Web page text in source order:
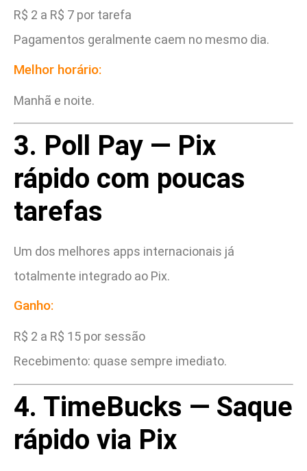
R$ 2 a R$ 7 por tarefa
Pagamentos geralmente caem no mesmo dia.
Melhor horário:
Manhã e noite.
3. Poll Pay — Pix
rápido com poucas
tarefas
Um dos melhores apps internacionais já
totalmente integrado ao Pix.
Ganho:
R$ 2 a R$ 15 por sessão
Recebimento: quase sempre imediato.
4. TimeBucks — Saque
rápido via Pix